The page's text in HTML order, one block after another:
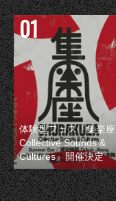
体験型フェス『集楽座
Collective Sounds &
Cultures』開催決定